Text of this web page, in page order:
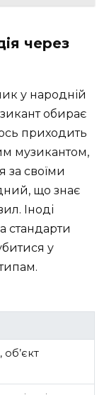
через
у народній
обирає
приходить
музикантом,
за своїми
що знає
Іноді
стандарти
у
об’єкт